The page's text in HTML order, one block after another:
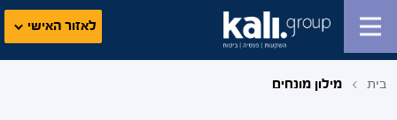
לאזור האישי
בית מילון מונחים